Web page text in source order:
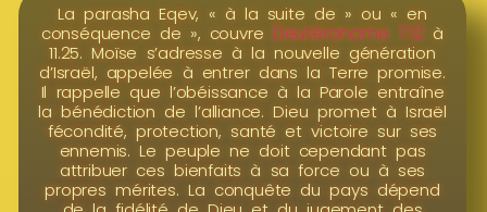
La parasha Eqev, « à la suite de » ou « en
conséquence de », couvre Deutéronome 7.12 à
11.25. Moïse s’adresse à la nouvelle génération
d’Israël, appelée à entrer dans la Terre promise.
Il rappelle que l’obéissance à la Parole entraîne
la bénédiction de l’alliance. Dieu promet à Israël
fécondité, protection, santé et victoire sur ses
ennemis. Le peuple ne doit cependant pas
attribuer ces bienfaits à sa force ou à ses
propres mérites. La conquête du pays dépend